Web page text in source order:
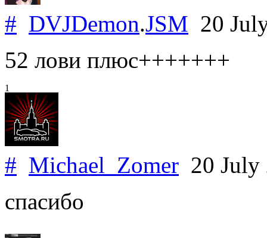
# DVJDemon.JSM 20
52 лови плюс+++++++
1
# Michael_Zomer 20
спасибо